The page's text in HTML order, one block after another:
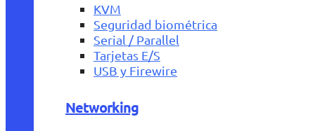
KVM
Seguridad biométrica
Serial / Parallel
Tarjetas E/S
USB y Firewire
Networking